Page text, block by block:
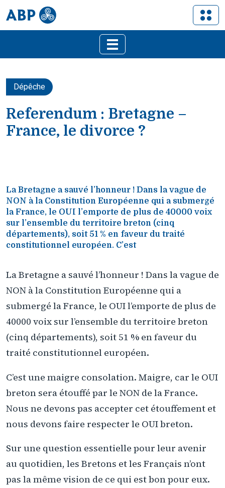
Dépêche
Referendum : Bretagne –
France, le divorce ?
La Bretagne a sauvé l’honneur ! Dans la vague de
NON à la Constitution Européenne qui a submergé
la France, le OUI l’emporte de plus de 40000 voix
sur l’ensemble du territoire breton (cinq
départements), soit 51 % en faveur du traité
constitutionnel européen. C’est
La Bretagne a sauvé l’honneur ! Dans la vague de
NON à la Constitution Européenne qui a
submergé la France, le OUI l’emporte de plus de
40000 voix sur l’ensemble du territoire breton
(cinq départements), soit 51 % en faveur du
traité constitutionnel européen.
C’est une maigre consolation. Maigre, car le OUI
breton sera étouffé par le NON de la France.
Nous ne devons pas accepter cet étouffement et
nous devons faire respecter le OUI breton.
Sur une question essentielle pour leur avenir
au quotidien, les Bretons et les Français n’ont
pas la même vision de ce qui est bon pour eux.